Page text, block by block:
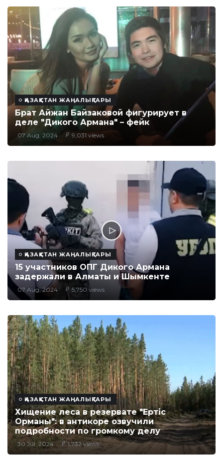
ҚАЗАҚСТАН ЖАҢАЛЫҚТАРЫ
Брат Айжан Байзаковой фигурирует в
деле "Дикого Армана" – фейк
07 Aug, 2024 9,031 views
ҚАЗАҚСТАН ЖАҢАЛЫҚТАРЫ
15 участников ОПГ Дикого Армана
задержали в Алматы и Шымкенте
07 Aug, 2024 5,750 views
ҚАЗАҚСТАН ЖАҢАЛЫҚТАРЫ
Хищение леса в резервате "Ертіс
Орманы": в антикоре озвучили
подробности по громкому делу
30 Jul, 2024 1,732 views